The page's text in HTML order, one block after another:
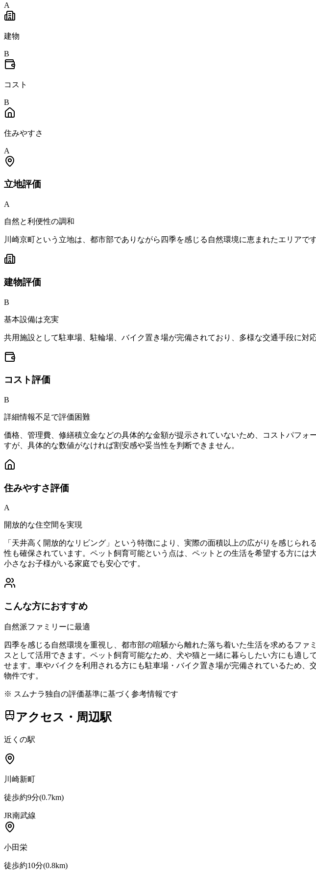
A
建物
B
コスト
B
住みやすさ
A
立地評価
A
自然と利便性の調和
川崎京町という立地は、都市部でありながら四季を感じる自然環境に恵まれたエリア
建物評価
B
基本設備は充実
共用施設として駐車場、駐輪場、バイク置き場が完備されており、多様な交通手段に対
コスト評価
B
詳細情報不足で評価困難
価格、管理費、修繕積立金などの具体的な金額が提示されていないため、コストパフ
すが、具体的な数値がなければ割安感や妥当性を判断できません。
住みやすさ評価
A
開放的な住空間を実現
「天井高く開放的なリビング」という特徴により、実際の面積以上の広がりを感じら
性も確保されています。ペット飼育可能という点は、ペットとの生活を希望する方に
小さなお子様がいる家庭でも安心です。
こんな方におすすめ
自然派ファミリーに最適
四季を感じる自然環境を重視し、都市部の喧騒から離れた落ち着いた生活を求めるフ
スとして活用できます。ペット飼育可能なため、犬や猫と一緒に暮らしたい方にも適
せます。車やバイクを利用される方にも駐車場・バイク置き場が完備されているため
物件です。
※ スムナラ独自の評価基準に基づく参考情報です
アクセス・周辺駅
近くの駅
川崎新町
徒歩約9分(0.7km)
JR南武線
小田栄
徒歩約10分(0.8km)